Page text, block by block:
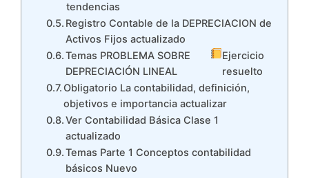
tendencias
Registro Contable de la DEPRECIACION de
Activos Fijos actualizado
Temas PROBLEMA SOBRE
DEPRECIACIÓN LINEAL
Ejercicio
resuelto
Obligatorio La contabilidad, definición,
objetivos e importancia actualizar
Ver Contabilidad Básica Clase 1
actualizado
Temas Parte 1 Conceptos contabilidad
básicos Nuevo